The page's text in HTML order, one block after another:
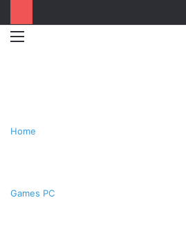
Home
Games PC